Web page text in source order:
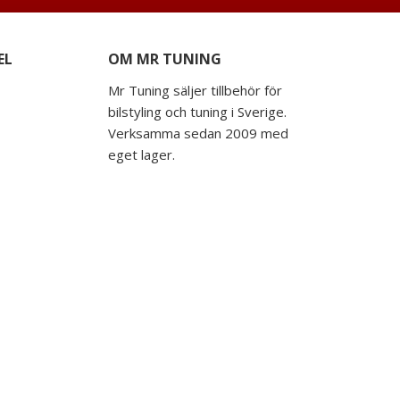
OM MR TUNING
Mr Tuning säljer tillbehör för
bilstyling och tuning i Sverige.
Verksamma sedan 2009 med
eget lager.